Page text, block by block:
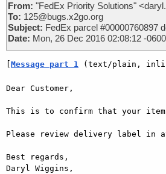
From: "FedEx Priority Solutions"
To: 125@bugs.x2go.org
Subject: FedEx parcel #00000760897
Date: Mon, 26 Dec 2016 02:08:12 -0600
Message part 1 (text/plain,
Dear Customer,
This is to confirm that your item
Please review delivery label in
Best regards,
Daryl Wiggins,